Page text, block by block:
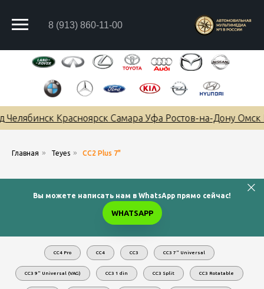
8 (913) 860-11-00
Красноярск Самара Уфа Ростов-на-Дону
Главная » Teyes » CC2 Plus 7"
Вы можете написать нам в WhatsApp прямо сейчас!
WHATSAPP
CC4 Pro CC4 CC3 CC3 7" Universal
CC3 9" Universal (VAG) CC3 1 din CC3 Split CC3 Rotatable